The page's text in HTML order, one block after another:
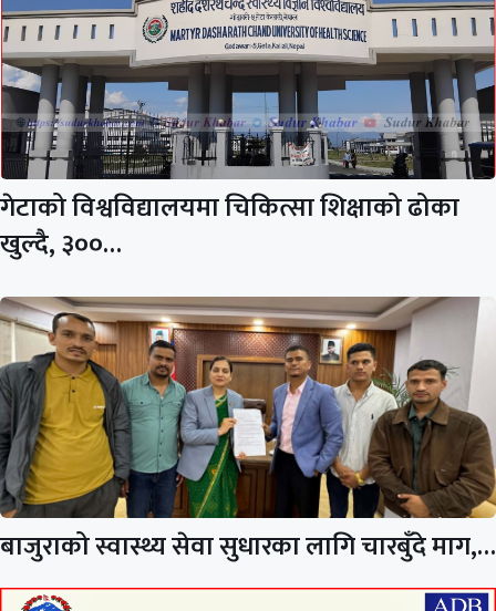
गेटाको विश्वविद्यालयमा चिकित्सा शिक्षाको ढोका
खुल्दै, ३००…
बाजुराको स्वास्थ्य सेवा सुधारका लागि चारबुँदे माग,…